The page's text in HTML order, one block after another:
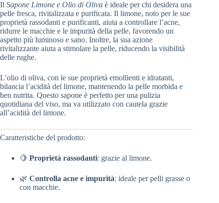
Il Sapone Limone e Olio di Oliva è ideale per chi desidera una
pelle fresca, rivitalizzata e purificata. Il limone, noto per le sue
proprietà rassodanti e purificanti, aiuta a controllare l’acne,
ridurre le macchie e le impurità della pelle, favorendo un
aspetto più luminoso e sano. Inoltre, la sua azione
rivitalizzante aiuta a stimolare la pelle, riducendo la visibilità
delle rughe.
L’olio di oliva, con le sue proprietà emollienti e idratanti,
bilancia l’acidità del limone, mantenendo la pelle morbida e
ben nutrita. Questo sapone è perfetto per una pulizia
quotidiana del viso, ma va utilizzato con cautela grazie
all’acidità del limone.
Caratteristiche del prodotto:
🍋 Proprietà rassodanti: grazie al limone.
🌿 Controlla acne e impurità: ideale per pelli grasse o
con macchie.